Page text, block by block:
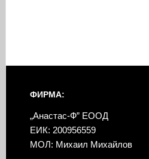
ФИРМА:
„Анастас-Ф” ЕООД
ЕИК: 200956559
МОЛ: Михаил Михайлов